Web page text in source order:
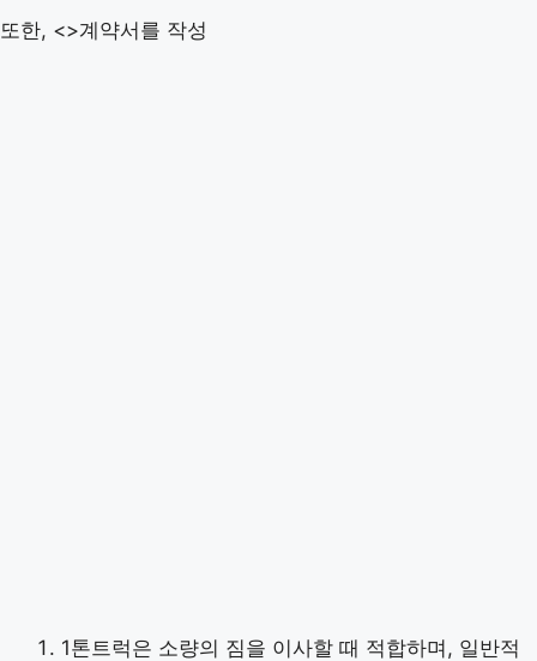
또한, <>계약서를 작성
1톤트럭은 소량의 짐을 이사할 때 적합하며, 일반적